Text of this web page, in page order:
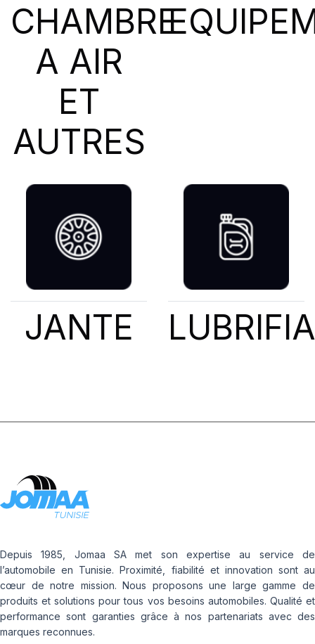
CHAMBRE
A AIR
ET
AUTRES
JANTE
Depuis 1985, Jomaa SA met son expertise au service de
l’automobile en Tunisie. Proximité, fiabilité et innovation sont au
cœur de notre mission. Nous proposons une large gamme de
produits et solutions pour tous vos besoins automobiles. Qualité et
performance sont garanties grâce à nos partenariats avec des
marques reconnues.